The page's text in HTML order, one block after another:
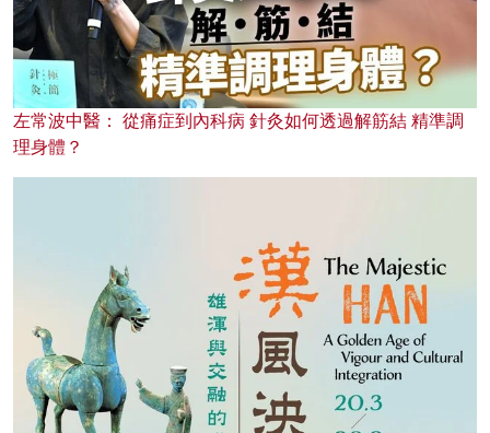
左常波中醫： 從痛症到內科病 針灸如何透過解筋結 精準調
理身體？